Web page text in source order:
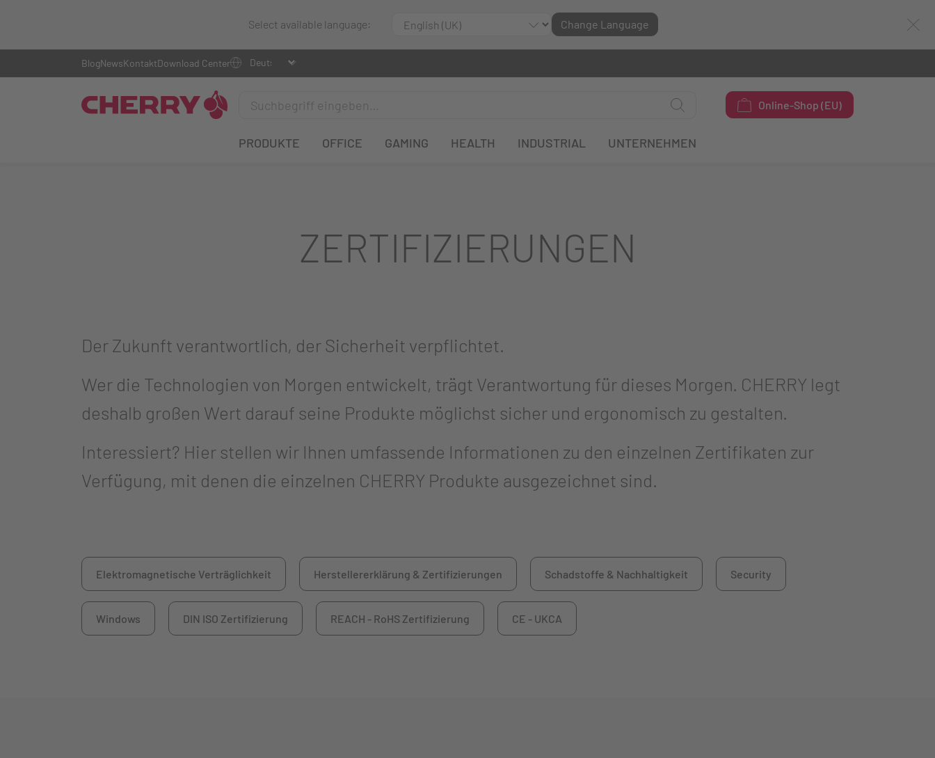
Select available language: Change Language
Online-Shop (EU)
PRODUKTE OFFICE GAMING HEALTH INDUSTRIAL UNTERNEHMEN
BlogNewsKontaktDownload Center
ZERTIFIZIERUNGEN
Der Zukunft verantwortlich, der Sicherheit verpflichtet.
Wer die Technologien von Morgen entwickelt, trägt Verantwortung für dieses Morgen. CHERRY legt
deshalb großen Wert darauf seine Produkte möglichst sicher und ergonomisch zu gestalten.
Interessiert? Hier stellen wir Ihnen umfassende Informationen zu den einzelnen Zertifikaten zur
Verfügung, mit denen die einzelnen CHERRY Produkte ausgezeichnet sind.
Elektromagnetische Verträglichkeit Herstellererklärung & Zertifizierungen Schadstoffe & Nachhaltigkeit Security
Windows DIN ISO Zertifizierung REACH - RoHS Zertifizierung CE - UKCA